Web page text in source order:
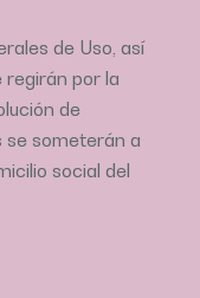
de Uso, así
regirán por la
de
se someterán a
social del